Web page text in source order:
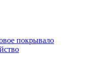
покрывало